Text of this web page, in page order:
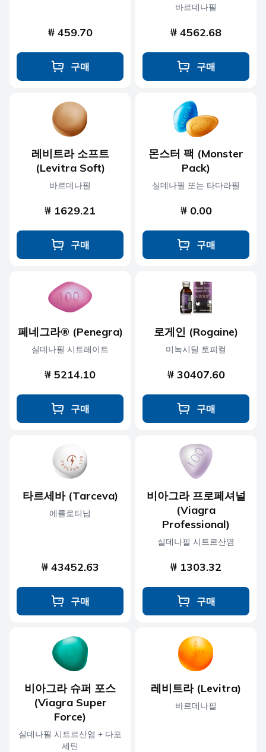
₩ 459.70
구매
바르데나필
₩ 4562.68
구매
레비트라 소프트
(Levitra Soft)
바르데나필
₩ 1629.21
구매
몬스터 팩 (Monster
Pack)
실데나필 또는 타다라필
₩ 0.00
구매
페네그라® (Penegra)
실데나필 시트레이트
₩ 5214.10
구매
로게인 (Rogaine)
미녹시딜 토피컬
₩ 30407.60
구매
타르세바 (Tarceva)
에를로티닙
₩ 43452.63
구매
비아그라 프로페셔널
(Viagra
Professional)
실데나필 시트르산염
₩ 1303.32
구매
비아그라 슈퍼 포스
(Viagra Super
Force)
실데나필 시트르산염 + 다포
세틴
레비트라 (Levitra)
바르데나필